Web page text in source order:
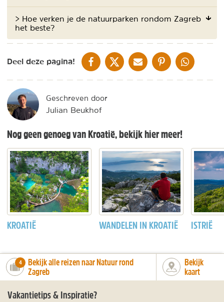
> Hoe verken je de natuurparken rondom Zagreb
het beste?
Deel deze pagina! DELEN OP FACEBOOK
DELEN OP XDELEN VIA DE MAIL
DELEN OP PINTEREST
DELEN OP
Geschreven door
Julian Beukhof
Nog geen genoeg van Kroatië, bekijk hier meer!
KROATIË WANDELEN IN KROATIË ISTRIË
number_of_trips:
4
Bekijk alle reizen naar Natuur rond
Zagreb
Bekijk
kaart
Vakantietips & Inspiratie?